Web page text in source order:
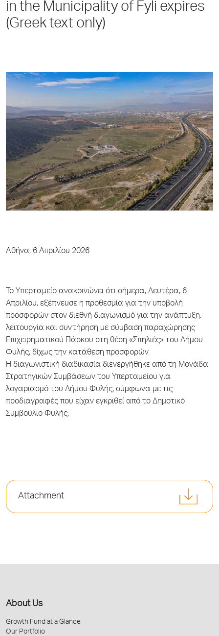
in the Municipality of Fyli expires
(Greek text only)
Αθήνα, 6 Απριλίου 2026
Το Υπερταμείο ανακοινώνει ότι σήμερα, Δευτέρα, 6
Απριλίου, εξέπνευσε η προθεσμία για την υποβολή
προσφορών στον διεθνή διαγωνισμό για την ανάπτυξη,
λειτουργία και συντήρηση με σύμβαση παραχώρησης
Επιχειρηματικού Πάρκου στη θέση «Σπηλιές» του Δήμου
Φυλής, δίχως την κατάθεση προσφορών.
Η διαγωνιστική διαδικασία διενεργήθηκε από τη Μονάδα
Στρατηγικών Συμβάσεων του Υπερταμείου για
λογαριασμό του Δήμου Φυλής, σύμφωνα με τις
προδιαγραφές που είχαν εγκριθεί από το Δημοτικό
Συμβούλιο Φυλής.
Attachment
About Us
Growth Fund at a Glance
Our Portfolio